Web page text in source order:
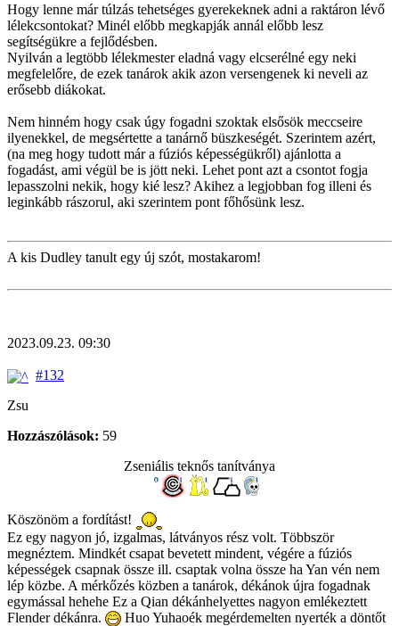
Hogy lenne már túlzás tehetséges gyerekeknek adni a raktáron lévő
lélekcsontokat? Minél előbb megkapják annál előbb lesz
segítségükre a fejlődésben.
Nyilván a legtöbb lélekmester eladná vagy elcserélné egy neki
megfelelőre, de ezek tanárok akik azon versengenek ki neveli az
erősebb diákokat.
Nem hinném hogy csak úgy fogadni szoktak elsősök meccseire
ilyenekkel, de megsértette a tanárnő büszkeségét. Szerintem azért,
(na meg hogy tudott már a fúziós képességükről) ajánlotta a
fogadást, ami végül be is jött neki. Lehet pont azt a csontot fogja
lepasszolni nekik, hogy kié lesz? Akihez a legjobban fog illeni és
leginkább rászorul, aki szerintem pont főhősünk lesz.
A kis Dudley tanult egy új szót, mostakarom!
2023.09.23. 09:30
#132
Zsu
Hozzászólások: 59
Zseniális teknős tanítványa
Köszönöm a fordítást!
Ez egy nagyon jó, izgalmas, látványos rész volt. Többször
megnéztem. Mindkét csapat bevetett mindent, végére a fúziós
képességek csapnak össze ill. csaptak volna össze ha Yan vén nem
lép közbe. A mérkőzés közben a tanárok, dékánok újra fogadnak
egymással hehehe Ez a Qian dékánhelyettes nagyon emlékeztett
Flender dékánra.
Huo Yuhaoék megérdemelten nyerték a döntőt